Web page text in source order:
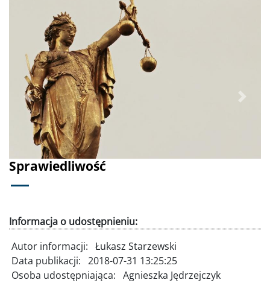
Sprawiedliwość
Poprzednie Dalej
Informacja o udostępnieniu:
Autor informacji: Łukasz Starzewski
Data publikacji: 2018-07-31 13:25:25
Osoba udostępniająca: Agnieszka Jędrzejczyk